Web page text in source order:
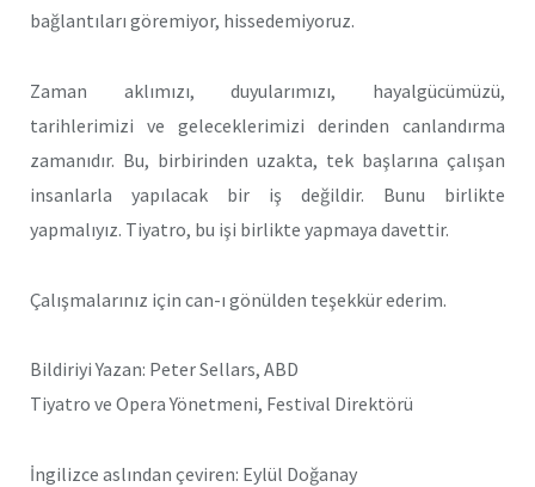
bağlantıları göremiyor, hissedemiyoruz.
Zaman aklımızı, duyularımızı, hayalgücümüzü,
tarihlerimizi ve geleceklerimizi derinden canlandırma
zamanıdır. Bu, birbirinden uzakta, tek başlarına çalışan
insanlarla yapılacak bir iş değildir. Bunu birlikte
yapmalıyız. Tiyatro, bu işi birlikte yapmaya davettir.
Çalışmalarınız için can-ı gönülden teşekkür ederim.
Bildiriyi Yazan: Peter Sellars, ABD
Tiyatro ve Opera Yönetmeni, Festival Direktörü
İngilizce aslından çeviren: Eylül Doğanay